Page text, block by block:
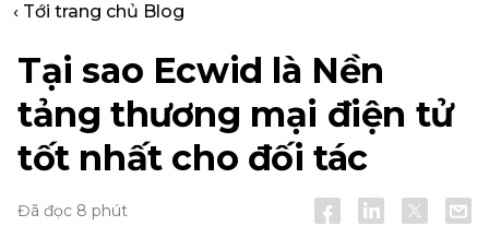
‹ Tới trang chủ Blog
Tại sao Ecwid là Nền
tảng thương mại điện tử
tốt nhất cho đối tác
Đã đọc 8 phút